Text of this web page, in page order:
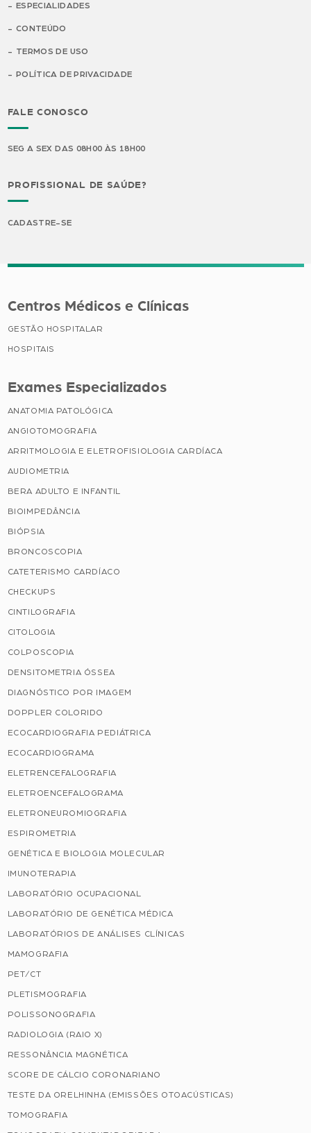
ESPECIALIDADES
CONTEÚDO
TERMOS DE USO
POLÍTICA DE PRIVACIDADE
FALE CONOSCO
SEG A SEX DAS 08H00 ÀS 18H00
PROFISSIONAL DE SAÚDE?
CADASTRE-SE
Centros Médicos e Clínicas
GESTÃO HOSPITALAR
HOSPITAIS
Exames Especializados
ANATOMIA PATOLÓGICA
ANGIOTOMOGRAFIA
ARRITMOLOGIA E ELETROFISIOLOGIA CARDÍACA
AUDIOMETRIA
BERA ADULTO E INFANTIL
BIOIMPEDÂNCIA
BIÓPSIA
BRONCOSCOPIA
CATETERISMO CARDÍACO
CHECKUPS
CINTILOGRAFIA
CITOLOGIA
COLPOSCOPIA
DENSITOMETRIA ÓSSEA
DIAGNÓSTICO POR IMAGEM
DOPPLER COLORIDO
ECOCARDIOGRAFIA PEDIÁTRICA
ECOCARDIOGRAMA
ELETRENCEFALOGRAFIA
ELETROENCEFALOGRAMA
ELETRONEUROMIOGRAFIA
ESPIROMETRIA
GENÉTICA E BIOLOGIA MOLECULAR
IMUNOTERAPIA
LABORATÓRIO OCUPACIONAL
LABORATÓRIO DE GENÉTICA MÉDICA
LABORATÓRIOS DE ANÁLISES CLÍNICAS
MAMOGRAFIA
PET/CT
PLETISMOGRAFIA
POLISSONOGRAFIA
RADIOLOGIA (RAIO X)
RESSONÂNCIA MAGNÉTICA
SCORE DE CÁLCIO CORONARIANO
TESTE DA ORELHINHA (EMISSÕES OTOACÚSTICAS)
TOMOGRAFIA